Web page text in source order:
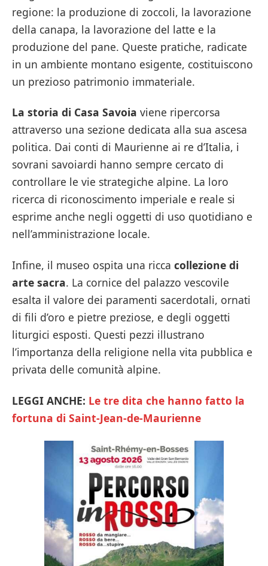
regione: la produzione di zoccoli, la lavorazione
della canapa, la lavorazione del latte e la
produzione del pane. Queste pratiche, radicate
in un ambiente montano esigente, costituiscono
un prezioso patrimonio immateriale.
La storia di Casa Savoia viene ripercorsa
attraverso una sezione dedicata alla sua ascesa
politica. Dai conti di Maurienne ai re d’Italia, i
sovrani savoiardi hanno sempre cercato di
controllare le vie strategiche alpine. La loro
ricerca di riconoscimento imperiale e reale si
esprime anche negli oggetti di uso quotidiano e
nell’amministrazione locale.
Infine, il museo ospita una ricca collezione di
arte sacra. La cornice del palazzo vescovile
esalta il valore dei paramenti sacerdotali, ornati
di fili d’oro e pietre preziose, e degli oggetti
liturgici esposti. Questi pezzi illustrano
l’importanza della religione nella vita pubblica e
privata delle comunità alpine.
LEGGI ANCHE: Le tre dita che hanno fatto la
fortuna di Saint-Jean-de-Maurienne